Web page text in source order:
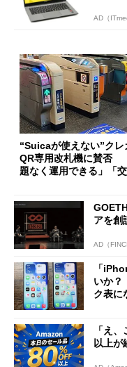
AD（
“Suicaが使えない”クレ
QR専用改札機に賛否
題なく運用できる」「交
アを創
AD（
「
いか？
ク表に
「え
以上